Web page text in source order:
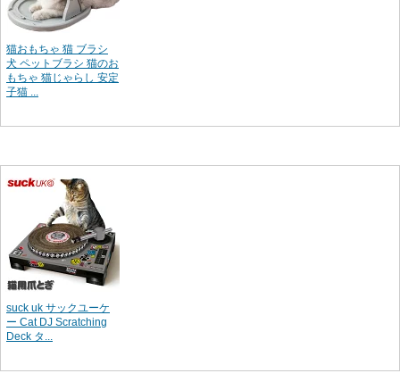
猫おもちゃ 猫 ブラシ
犬 ペットブラシ 猫のお
もちゃ 猫じゃらし 安定
子猫 ...
suck uk サックユーケ
ー Cat DJ Scratching
Deck タ...